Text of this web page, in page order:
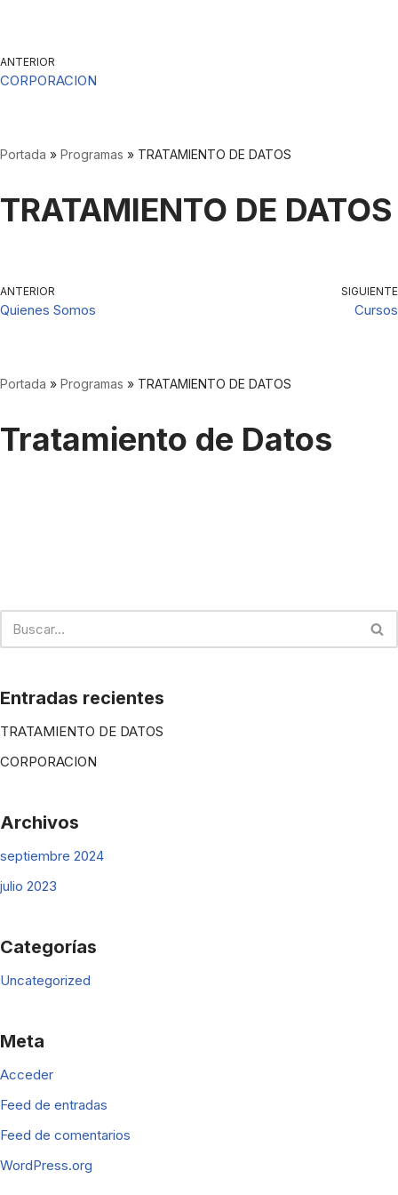
al
contenido
ANTERIOR
CORPORACION
Portada » Programas » TRATAMIENTO DE DATOS
TRATAMIENTO DE DATOS
ANTERIOR
Quienes Somos
SIGUIENTE
Cursos
Portada » Programas » TRATAMIENTO DE DATOS
Tratamiento de Datos
Entradas recientes
TRATAMIENTO DE DATOS
CORPORACION
Archivos
septiembre 2024
julio 2023
Categorías
Uncategorized
Meta
Acceder
Feed de entradas
Feed de comentarios
WordPress.org